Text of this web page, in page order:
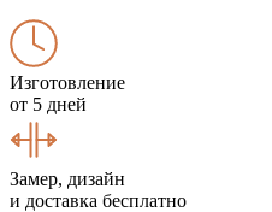
Изготовление
от 5 дней
Замер, дизайн
и доставка бесплатно